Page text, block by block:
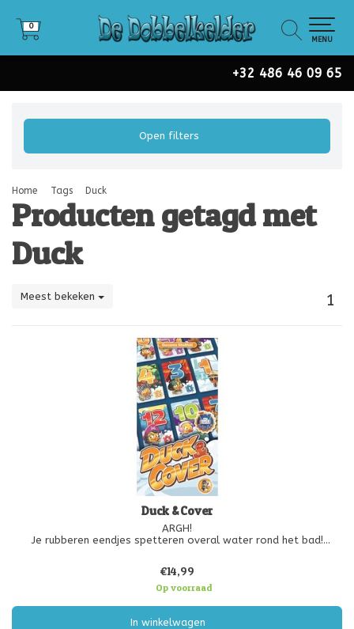
+32 486 46 09 65
0
0
MENU
Open filters
Home Tags Duck
Producten getagd met
Duck
Meest bekeken 1
Duck & Cover
ARGH!
Je rubberen eendjes spetteren overal water rond het bad!
Speel 3 rondes en aan het einde van de derde ronde wordt de
€14,99
Op voorraad
In winkelwagen